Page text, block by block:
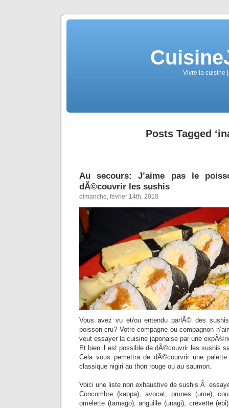
Vivre la cuisine
Posts Tagged
Au secours: J’aime pas le
dÃ©couvrir les sushis
dimanche, février 14th, 2010
Vous avez vu et/ou entendu parlÃ© des
poisson cru? Votre compagne ou compagnon
veut essayer la cuisine japonaise par une
Et bien il est possible de dÃ©couvrir les sushis
Cela vous pemettra de dÃ©courvrir une
classique nigiri au thon rouge ou au saumon.
Voici une liste non exhaustive de sushis Ã
Concombre (kappa), avocat, prunes (ume),
omelette (tamago), anguille (unagi), crevette